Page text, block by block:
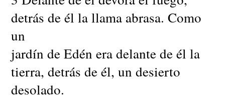
detrás de él la llama abrasa. Como
un
jardín de Edén era delante de él la
tierra, detrás de él, un desierto
desolado.